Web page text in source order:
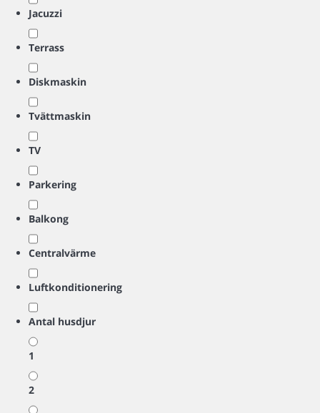
Jacuzzi
Terrass
Diskmaskin
Tvättmaskin
TV
Parkering
Balkong
Centralvärme
Luftkonditionering
Antal husdjur
1
2